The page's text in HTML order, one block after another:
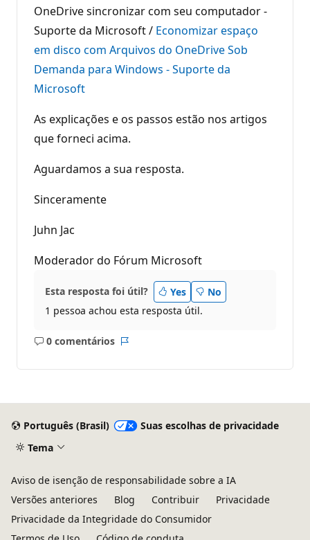
OneDrive sincronizar com seu computador -
Suporte da Microsoft / Economizar espaço
em disco com Arquivos do OneDrive Sob
Demanda para Windows - Suporte da
Microsoft
As explicações e os passos estão nos artigos
que forneci acima.
Aguardamos a sua resposta.
Sinceramente
Juhn Jac
Moderador do Fórum Microsoft
Esta resposta foi útil? Yes
No
1 pessoa achou esta resposta útil.
0 comentários
Sem
Português (Brasil)
Suas escolhas de privacidade
Tema
Aviso de isenção de responsabilidade sobre a IA
Versões anteriores
Blog Contribuir
Privacidade
Privacidade da Integridade do Consumidor